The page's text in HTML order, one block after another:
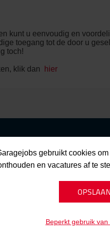
kunt u eenvoudig en
toegang tot de door u
toch!
klik dan
hier
gebruikt cookies
en vacatures af te
Beperkt gebruik van